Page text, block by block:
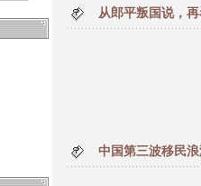
从郎平叛国说，
中国第三波移民